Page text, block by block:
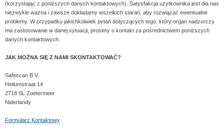
(korzystając z poniższych danych kontaktowych). Satysfakcja użytkownika jest dla nas
niezwykle ważna i zawsze dokładamy wszelkich starań, aby rozwiązać ewentualne
problemy. W przypadku jakichkolwiek pytań dotyczących tego, który organ nadzorczy
ma zastosowanie w danej sytuacji, prosimy o kontakt za pośrednictwem poniższych
danych kontaktowych.
JAK MOŻNA SIĘ Z NAMI SKONTAKTOWAĆ?
Safescan B.V.
Heliumstraat 14
2718 SL Zoetermeer
Niderlandy
Formularz Kontaktowy